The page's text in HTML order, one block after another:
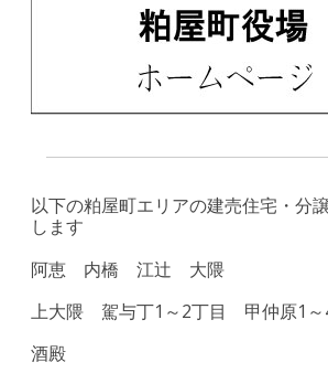
以下の粕屋町エリアの建売住宅・分
します
阿恵 内橋 江辻 大隈
上大隈 駕与丁1～2丁目 甲仲原1～
酒殿